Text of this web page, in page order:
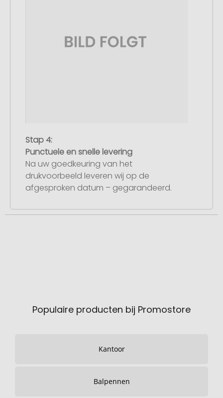
Stap 4:
Punctuele en snelle levering
Na uw goedkeuring van het
drukvoorbeeld leveren wij op de
afgesproken datum – gegarandeerd.
Populaire producten bij Promostore
Kantoor
Balpennen